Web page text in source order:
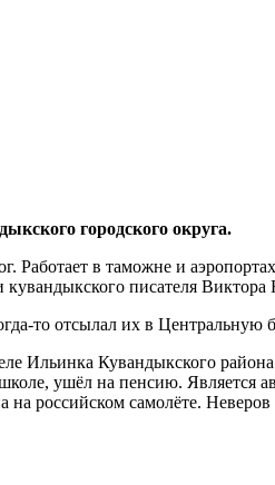
городского округа.
в таможне и
писателя Виктора
то отсылал их в
Ильинка Кувандыкского
ушёл на пенсию. Является
российском самолёте.